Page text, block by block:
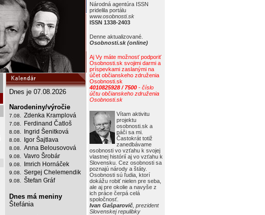
Národná agentúra ISSN
pridelila portálu
www.osobnosti.sk
ISSN 1338-2403
Denne aktualizované.
Osobnosti.sk (online)
Aj Vy máte možnosť podporiť
Osobnosti.sk svojimi darmi a
príspevkami zaslanými na
účet občianskeho združenia
Osobnosti.sk
4010825928 / 7500 - číslo
účtu občianskeho združenia
Osobnosti.sk
Vítam aktivitu
projektu
osobnosti.sk a
páči sa mi.
Častokrát totiž
zanedbávame
osobnosti vo vzťahu k svojej
vlastnej histórií aj vo vzťahu k
Slovensku. Cez osobnosti sa
poznajú národy a štáty.
Osobnosti sú ľudia, ktorí
dokážu robiť nielen pre seba,
ale aj pre okolie a navyše z
ich práce čerpá celá
spoločnosť.
Ivan Gašparovič , prezident
Slovenskej repulibky
Dnes je 07.08.2026
Narodeniny/výročie
7.08. Zdenka Kramplová
7.08. Ferdinand Čatloš
8.08. Ingrid Šenitková
8.08. Igor Šajtlava
8.08. Anna Belousovová
9.08. Vavro Šrobár
9.08. Imrich Hornáček
9.08. Sergej Chelemendik
9.08. Štefan Gráf
Dnes má meniny
Štefánia